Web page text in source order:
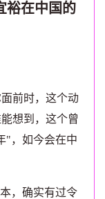
裕在中国的
前时，这个动
想到，这个曾
"，如今会在中
，确实有过令